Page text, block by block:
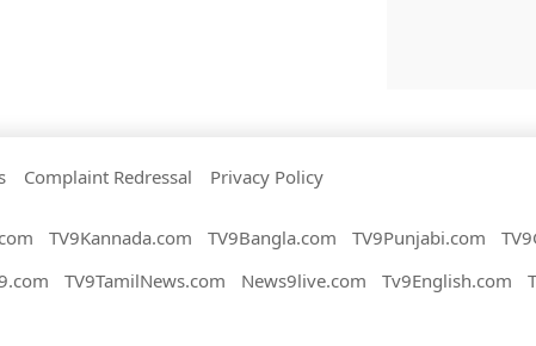
Complaint Redressal Privacy Policy
TV9Kannada.com TV9Bangla.com TV9Punjabi.com
TV9TamilNews.com News9live.com Tv9English.com